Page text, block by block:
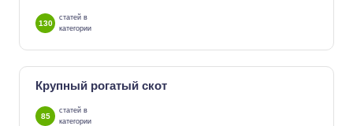
130
статей в
категории
Крупный рогатый скот
85
статей в
категории